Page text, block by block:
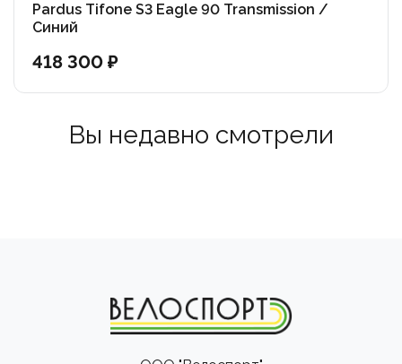
Pardus Tifone S3 Eagle 90 Transmission /
Синий
418 300 ₽
Вы недавно смотрели